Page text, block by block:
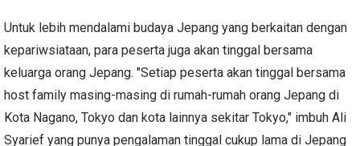
Untuk lebih mendalami budaya Jepang yang berkaitan dengan
kepariwsiataan, para peserta juga akan tinggal bersama
keluarga orang Jepang. "Setiap peserta akan tinggal bersama
host family masing-masing di rumah-rumah orang Jepang di
Kota Nagano, Tokyo dan kota lainnya sekitar Tokyo," imbuh Ali
Syarief yang punya pengalaman tinggal cukup lama di Jepang